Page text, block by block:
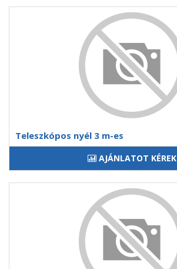
Teleszkópos nyél 3 m-es
AJÁNLATOT KÉREK